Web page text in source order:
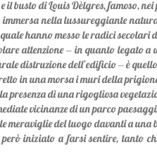
busto di Louis Dèlgres, famoso,
nella lussureggiante
hanno messo le radici secolari
attenzione ‒ in quanto legato
distruzione dell’edificio ‒ è
in una morsa i muri della
presenza di una rigogliosa
vicinanze di un parco
meraviglie del luogo davanti a una
iniziato a farsi sentire, tanto